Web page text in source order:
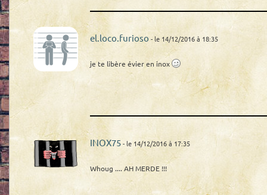
el.loco.furioso - le 14/12/2016 à 18:35
je te libère évier en inox
INOX75- le 14/12/2016 à 17:35
Whoug .... AH MERDE !!!